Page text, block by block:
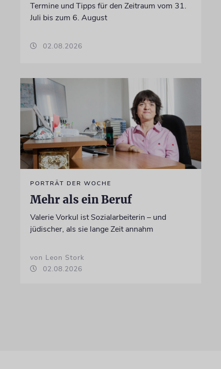
Termine und Tipps für den Zeitraum vom 31.
Juli bis zum 6. August
02.08.2026
PORTRÄT DER WOCHE
Mehr als ein Beruf
Valerie Vorkul ist Sozialarbeiterin – und
jüdischer, als sie lange Zeit annahm
von Leon Stork
02.08.2026